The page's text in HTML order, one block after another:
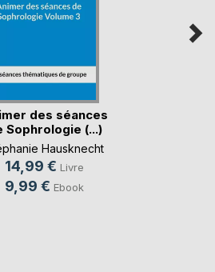
des séances
Sophrologie (...)
Hausknecht
14,99 € Livre
9,99 € Ebook